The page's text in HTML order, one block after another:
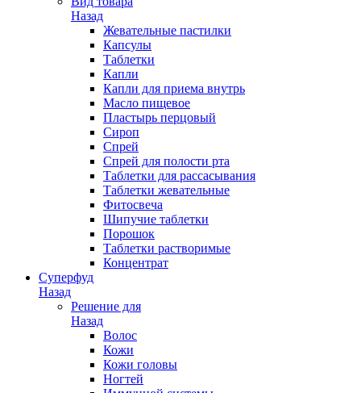
Назад
Жевательные пастилки
Капсулы
Таблетки
Капли
Капли для приема внутрь
Масло пищевое
Пластырь перцовый
Сироп
Спрей
Спрей для полости рта
Таблетки для рассасывания
Таблетки жевательные
Фитосвеча
Шипучие таблетки
Порошок
Таблетки растворимые
Концентрат
Суперфуд
Назад
Решение для
Назад
Волос
Кожи
Кожи головы
Ногтей